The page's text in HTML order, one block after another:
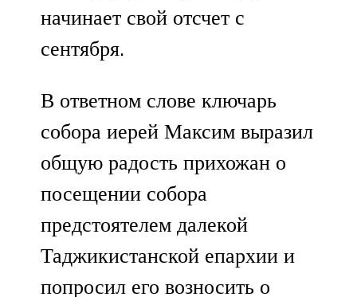
начинает свой отсчет с
сентября.
В ответном слове ключарь
собора иерей Максим выразил
общую радость прихожан о
посещении собора
предстоятелем далекой
Таджикистанской епархии и
попросил его возносить о